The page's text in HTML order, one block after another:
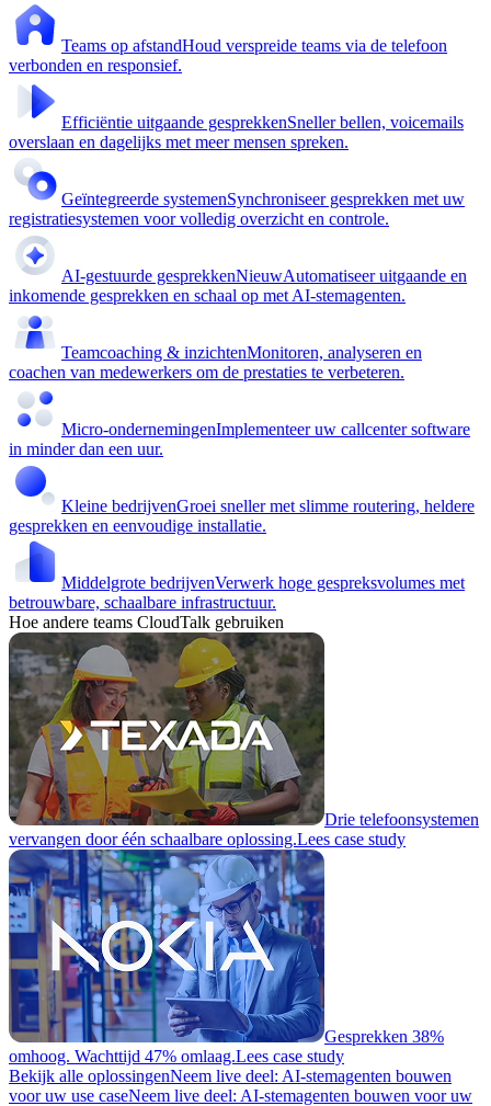
Teams op afstandHoud verspreide teams via de telefoon
verbonden en responsief.
Efficiëntie uitgaande gesprekkenSneller bellen, voicemails
overslaan en dagelijks met meer mensen spreken.
Geïntegreerde systemenSynchroniseer gesprekken met uw
registratiesystemen voor volledig overzicht en controle.
AI-gestuurde gesprekkenNieuwAutomatiseer uitgaande en
inkomende gesprekken en schaal op met AI-stemagenten.
Teamcoaching & inzichtenMonitoren, analyseren en
coachen van medewerkers om de prestaties te verbeteren.
Micro-ondernemingenImplementeer uw callcenter software
in minder dan een uur.
Kleine bedrijvenGroei sneller met slimme routering, heldere
gesprekken en eenvoudige installatie.
Middelgrote bedrijvenVerwerk hoge gespreksvolumes met
betrouwbare, schaalbare infrastructuur.
Hoe andere teams CloudTalk gebruiken
Drie telefoonsystemen
vervangen door één schaalbare oplossing.Lees case study
Gesprekken 38%
omhoog. Wachttijd 47% omlaag.Lees case study
Bekijk alle oplossingenNeem live deel: AI-stemagenten bouwen
voor uw use caseNeem live deel: AI-stemagenten bouwen voor uw